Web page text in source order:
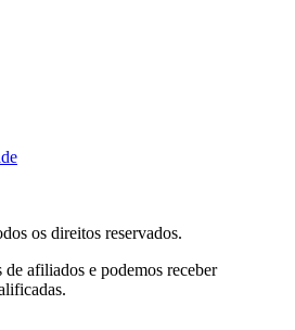
os direitos reservados.
afiliados e podemos receber